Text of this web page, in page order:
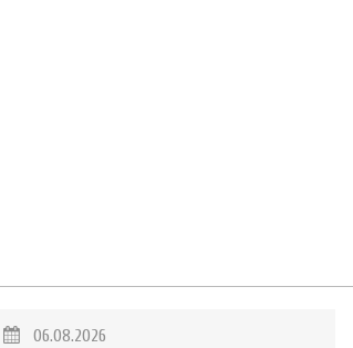
06.08.2026